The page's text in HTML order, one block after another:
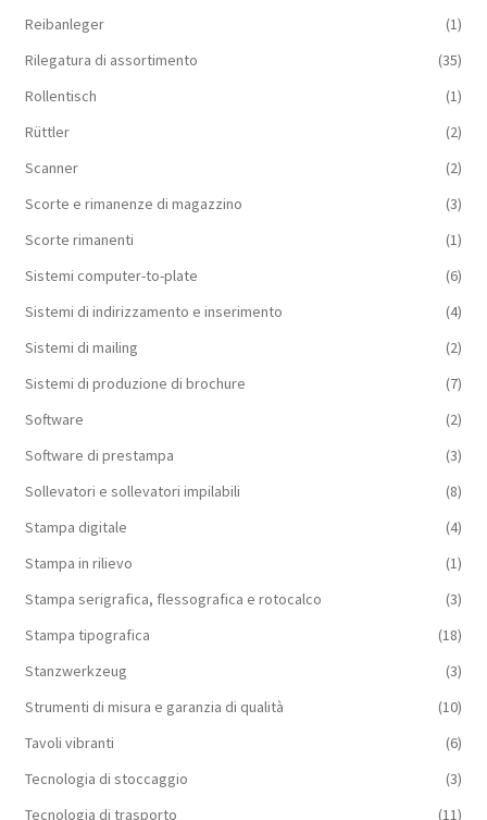
Reibanleger
(1)
Rilegatura di assortimento
(35)
Rollentisch
(1)
Rüttler
(2)
Scanner
(2)
Scorte e rimanenze di magazzino
(3)
Scorte rimanenti
(1)
Sistemi computer-to-plate
(6)
Sistemi di indirizzamento e inserimento
(4)
Sistemi di mailing
(2)
Sistemi di produzione di brochure
(7)
Software
(2)
Software di prestampa
(3)
Sollevatori e sollevatori impilabili
(8)
Stampa digitale
(4)
Stampa in rilievo
(1)
Stampa serigrafica, flessografica e rotocalco
(3)
Stampa tipografica
(18)
Stanzwerkzeug
(3)
Strumenti di misura e garanzia di qualità
(10)
Tavoli vibranti
(6)
Tecnologia di stoccaggio
(3)
Tecnologia di trasporto
(11)